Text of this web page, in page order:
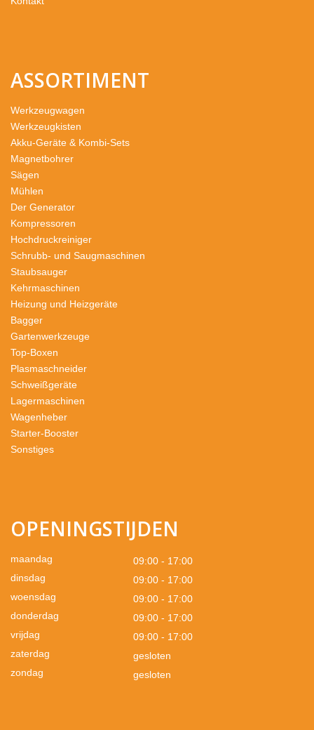
ASSORTIMENT
Werkzeugwagen
Werkzeugkisten
Akku-Geräte & Kombi-Sets
Magnetbohrer
Sägen
Mühlen
Der Generator
Kompressoren
Hochdruckreiniger
Schrubb- und Saugmaschinen
Staubsauger
Kehrmaschinen
Heizung und Heizgeräte
Bagger
Gartenwerkzeuge
Top-Boxen
Plasmaschneider
Schweißgeräte
Lagermaschinen
Wagenheber
Starter-Booster
Sonstiges
OPENINGSTIJDEN
maandag
09:00 - 17:00
dinsdag
09:00 - 17:00
woensdag
09:00 - 17:00
donderdag
09:00 - 17:00
vrijdag
09:00 - 17:00
zaterdag
gesloten
zondag
gesloten